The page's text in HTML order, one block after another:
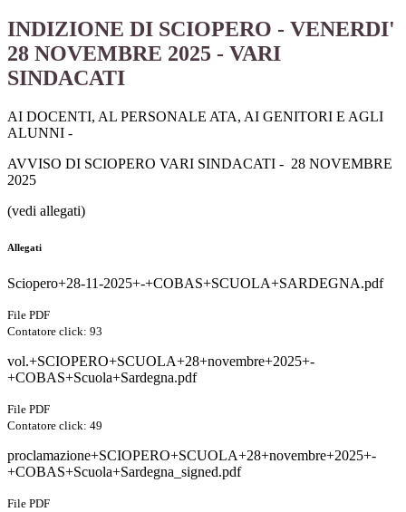
INDIZIONE DI SCIOPERO - VENERDI'
28 NOVEMBRE 2025 - VARI
SINDACATI
AI DOCENTI, AL PERSONALE ATA, AI GENITORI E AGLI
ALUNNI -
AVVISO DI SCIOPERO VARI SINDACATI - 28 NOVEMBRE
2025
(vedi allegati)
Allegati
Sciopero+28-11-2025+-+COBAS+SCUOLA+SARDEGNA.pdf
File PDF
Contatore click: 93
vol.+SCIOPERO+SCUOLA+28+novembre+2025+-
+COBAS+Scuola+Sardegna.pdf
File PDF
Contatore click: 49
proclamazione+SCIOPERO+SCUOLA+28+novembre+2025+-
+COBAS+Scuola+Sardegna_signed.pdf
File PDF